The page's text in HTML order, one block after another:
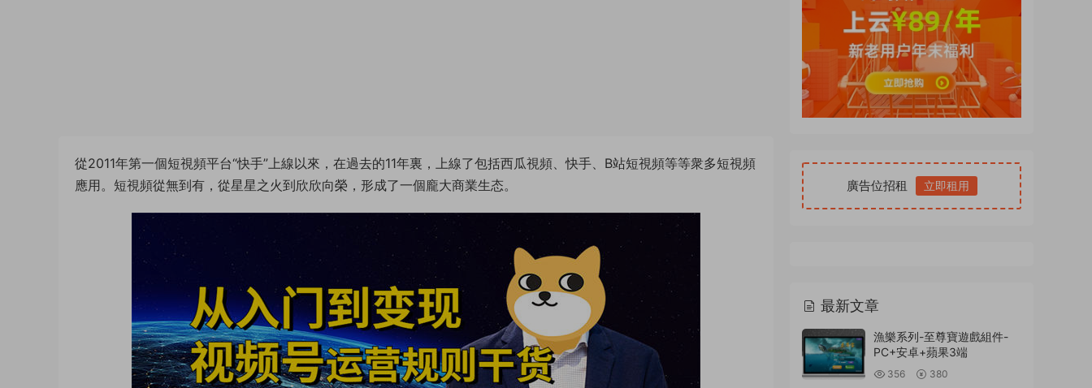
從2011年第一個短視頻平台“快手”上線以來，在過去的11年裏，上線了包括西瓜視頻、快手、B站短視頻等等衆多短視頻
應用。短視頻從無到有，從星星之火到欣欣向榮，形成了一個龐大商業生态。
廣告位招租 立即租用
最新文章
漁樂系列-至尊寶遊戲組件-
PC+安卓+蘋果3端
356 380